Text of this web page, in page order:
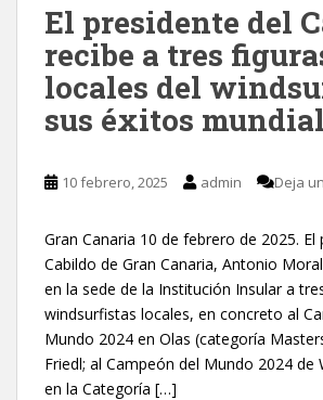
El presidente del
recibe a tres
locales del
sus éxitos
10 febrero, 2025 admin Deja
Gran Canaria 10 de febrero de 2025. El
Cabildo de Gran Canaria, Antonio
en la sede de la Institución Insular a
windsurfistas locales, en concreto al
Mundo 2024 en Olas (categoría
Friedl; al Campeón del Mundo 2024 de
en la Categoría […]